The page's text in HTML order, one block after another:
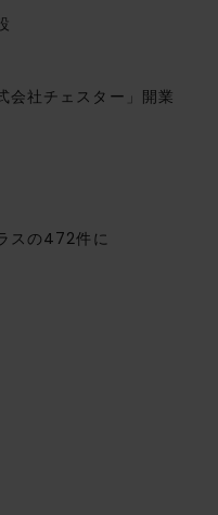
会社チェスター」開業
スの472件に